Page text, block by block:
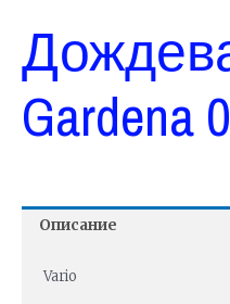
Gardena
Описание
Vario